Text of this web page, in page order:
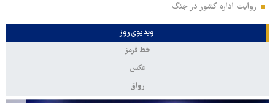
روایت اداره کشور در جنگ
ویدیوی روز
خط قرمز
عکس
رواق